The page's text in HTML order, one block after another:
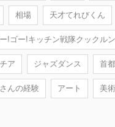
相場 天才てれびくん
!ゴー!キッチン戦隊クックルン
チア ジャズダンス 首
んの経験 アート 美